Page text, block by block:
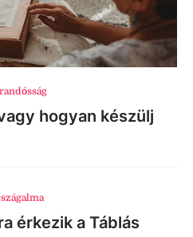
hogyan készülj
érkezik a Táblás